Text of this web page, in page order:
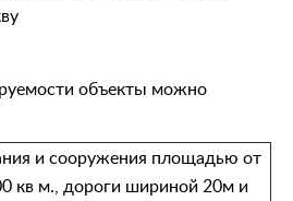
объекты можно
и сооружения площадью от
кв м., дороги шириной 20м и